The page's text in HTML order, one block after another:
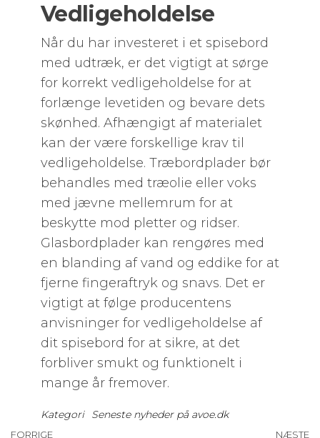
Vedligeholdelse
Når du har investeret i et spisebord
med udtræk, er det vigtigt at sørge
for korrekt vedligeholdelse for at
forlænge levetiden og bevare dets
skønhed. Afhængigt af materialet
kan der være forskellige krav til
vedligeholdelse. Træbordplader bør
behandles med træolie eller voks
med jævne mellemrum for at
beskytte mod pletter og ridser.
Glasbordplader kan rengøres med
en blanding af vand og eddike for at
fjerne fingeraftryk og snavs. Det er
vigtigt at følge producentens
anvisninger for vedligeholdelse af
dit spisebord for at sikre, at det
forbliver smukt og funktionelt i
mange år fremover.
Kategori Seneste nyheder på avoe.dk
FORRIGE NÆSTE